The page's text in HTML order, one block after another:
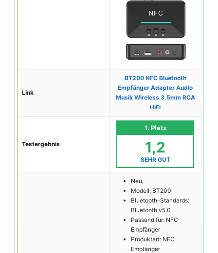
Link
BT200 NFC Bluetooth
Empfänger Adapter Audio
Musik Wireless 3.5mm RCA
HiFi
Testergebnis
1. Platz
1,2
SEHR GUT
Neu,
Modell: BT200
Bluetooth-Standards:
Bluetooth v5.0
Passend für: NFC
Empfänger
Produktart: NFC
Empfänger